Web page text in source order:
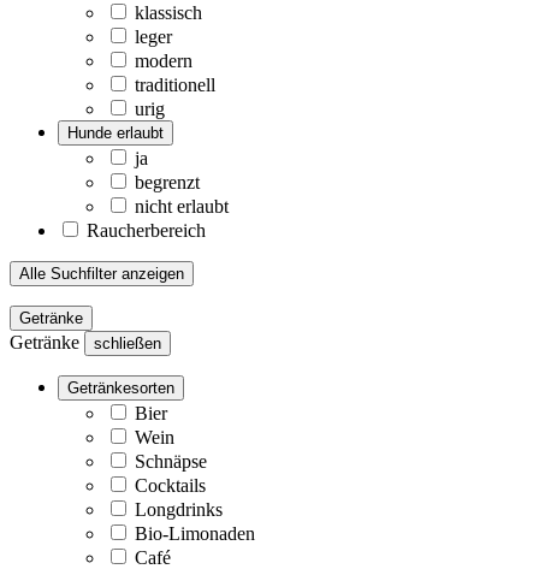
klassisch
leger
modern
traditionell
urig
Hunde erlaubt
ja
begrenzt
nicht erlaubt
Raucherbereich
Alle Suchfilter anzeigen
Getränke
Getränke schließen
Getränkesorten
Bier
Wein
Schnäpse
Cocktails
Longdrinks
Bio-Limonaden
Café